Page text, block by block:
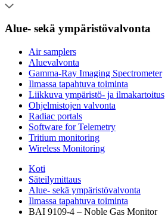
Alue- sekä ympäristövalvonta
Air samplers
Aluevalvonta
Gamma-Ray Imaging Spectrometer
Ilmassa tapahtuva toiminta
Liikkuva ympäristö- ja ilmakartoitus
Ohjelmistojen valvonta
Radiac portals
Software for Telemetry
Tritium monitoring
Wireless Monitoring
Koti
Säteilymittaus
Alue- sekä ympäristövalvonta
Ilmassa tapahtuva toiminta
BAI 9109-4 – Noble Gas Monitor